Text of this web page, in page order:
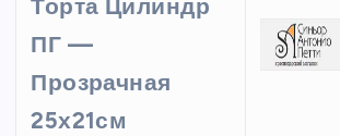
Торта Цилиндр
ПГ —
Прозрачная
25х21см